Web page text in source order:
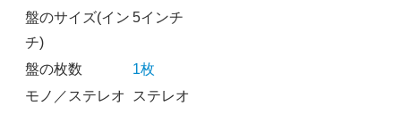
盤のサイズ(イン
チ)
5インチ
盤の枚数
1枚
モノ／ステレオ
ステレオ